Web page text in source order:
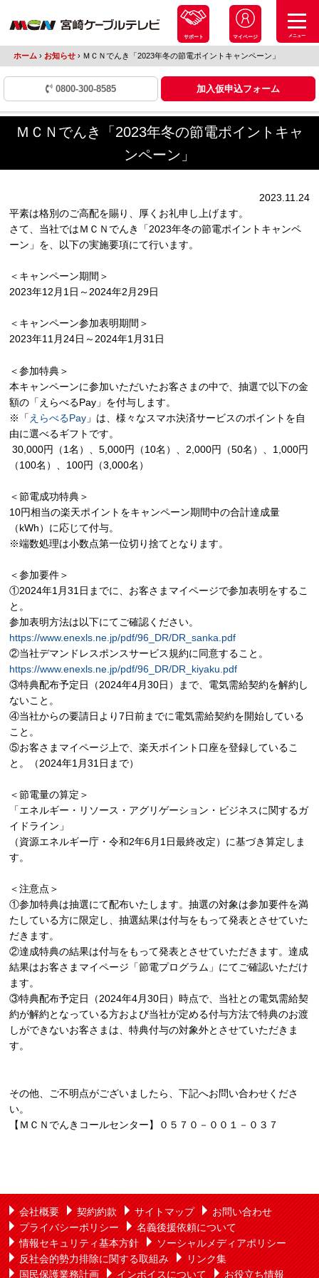
サポート マイページ メニュー
ホーム › お知らせ ›ＭＣＮでんき「2023年冬の節電ポイントキャンペーン」
0800-300-8585 加入仮申込フォーム
ＭＣＮでんき「2023年冬の節電ポイントキャ
ンペーン」
2023.11.24
平素は格別のご高配を賜り、厚くお礼申し上げます。
さて、当社ではＭＣＮでんき「2023年冬の節電ポイントキャンペ
ーン」を、以下の実施要項にて行います。
＜キャンペーン期間＞
2023年12月 1日～2024年2月29日
＜キャンペーン参加表明期間＞
2023年11月24日～2024年1月31日
＜参加特典＞
本キャンペーンに参加いただいたお客さまの中で、抽選で以下の金
額の「えらべるPay 」を付与します。
※「 えらべるPay 」は、様々なスマホ決済サービスのポイントを自
由に選べるギフトです。
30,000円（1名）、5,000円（10名）、 2,000円（50名）、1,000円
（100名）、 100円（3,000名）
＜節電成功特典＞
10円相当の楽天ポイントをキャンペーン期間中の合計達成量
（kWh）に応じて付与。
※端数処理は小数点第一位切り捨てとなります。
＜参加要件＞
①2024年1 月31 日までに、お客さまマイページで参加表明をするこ
と。
参加表明方法は以下にてご確認ください。
https://www.enexls.ne.jp/pdf/96_DR/DR_sanka.pdf
②当社デマンドレスポンスサービス規約に同意すること。
https://www.enexls.ne.jp/pdf/96_DR/DR_kiyaku.pdf
③特典配布予定日（2024年4月30日）まで、電気需給契約を解約し
ないこと。
④当社からの要請日より7日前までに電気需給契約を開始している
こと。
⑤お客さまマイページ上で、楽天ポイント口座を登録しているこ
と。（2024年1 月31 日まで）
＜節電量の算定＞
「エネルギー・リソース・アグリゲーション・ビジネスに関するガ
イドライン」
（資源エネルギー庁・令和2年6月 1日最終改定）に基づき算定しま
す。
＜注意点＞
①参加特典は抽選にて配布いたします。抽選の対象は参加要件を満
たしている方に限定し、抽選結果は付与をもって発表とさせていた
だきます。
②達成特典の結果は付与をもって発表とさせていただきます。達成
結果はお客さまマイページ「節電プログラム」にてご確認いただけ
ます。
③特典配布予定日（2024年4月30日）時点で、当社との電気需給契
約が解約となっている方および当社が定める付与方法で特典のお渡
しができないお客さまは、特典付与の対象外とさせていただきま
す。
その他、ご不明点がございましたら、下記へお問い合わせくださ
い。
【ＭＣＮでんきコールセンター】０５７０－００１－０３７
会社概要 契約約款 サイトマップ
お問い合わせ
プライバシーポリシー
名義後援依頼について
情報セキュリティ基本方針
ソーシャルメディアポリシー
反社会的勢力排除に関する取組み
リンク集
国民保護業務計画
インボイスについて お役立ち情報